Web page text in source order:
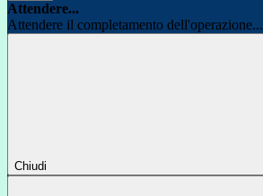
Attendere...
Attendere il completamento dell'operazione...
Chiudi